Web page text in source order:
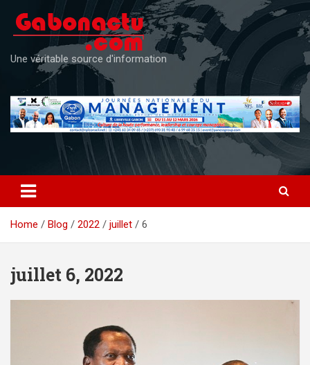
content
Une véritable source d'information
Home Blog 2022 juillet 6
juillet 6, 2022